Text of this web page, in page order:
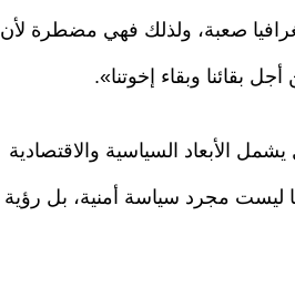
صعبة، ولذلك فهي مضطرة لأن
بقائنا وبقاء إخوتنا».
الأبعاد السياسية والاقتصادية
ليست مجرد سياسة أمنية، بل رؤية